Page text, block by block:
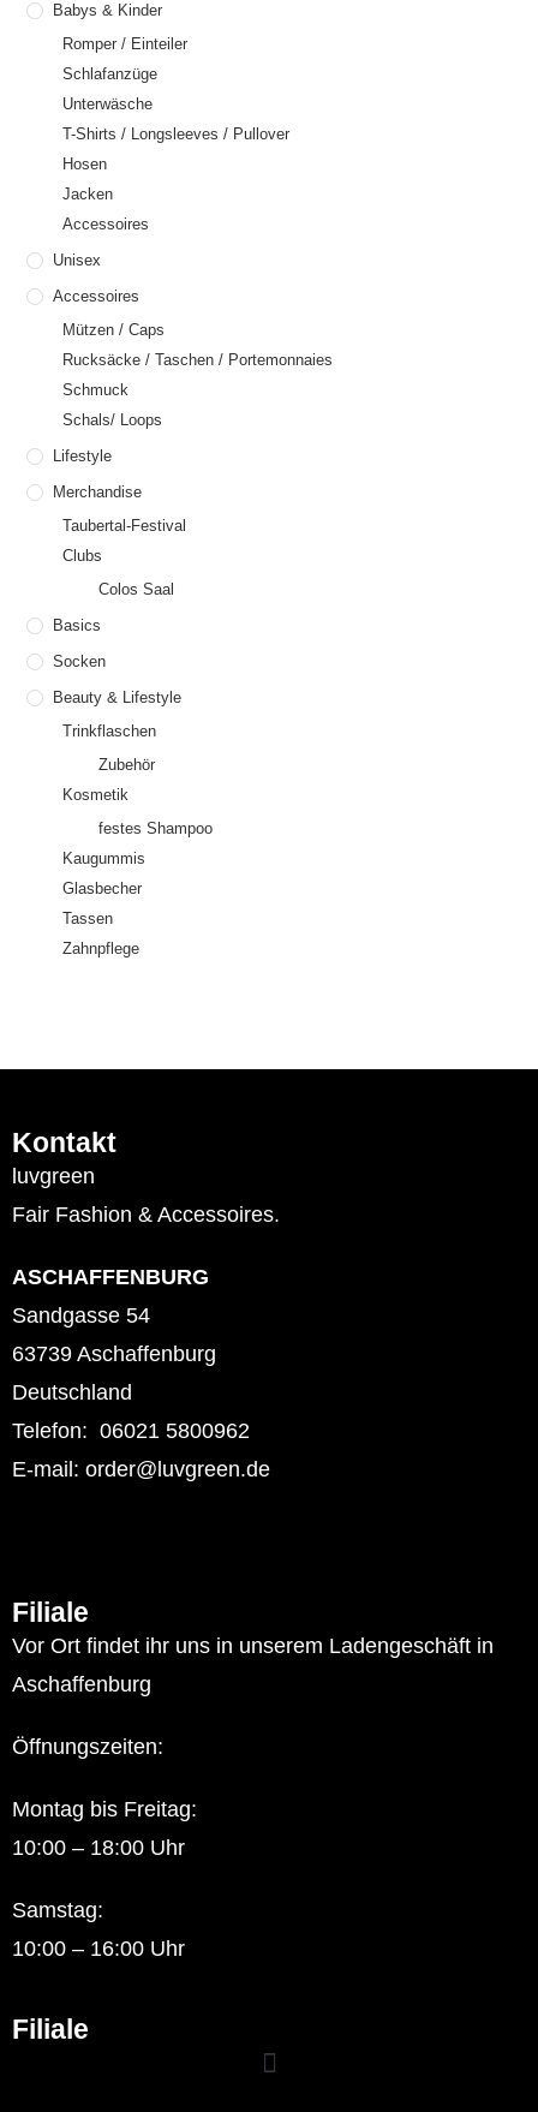
Babys & Kinder
Romper / Einteiler
Schlafanzüge
Unterwäsche
T-Shirts / Longsleeves / Pullover
Hosen
Jacken
Accessoires
Unisex
Accessoires
Mützen / Caps
Rucksäcke / Taschen / Portemonnaies
Schmuck
Schals/ Loops
Lifestyle
Merchandise
Taubertal-Festival
Clubs
Colos Saal
Basics
Socken
Beauty & Lifestyle
Trinkflaschen
Zubehör
Kosmetik
festes Shampoo
Kaugummis
Glasbecher
Tassen
Zahnpflege
Kontakt
luvgreen
Fair Fashion & Accessoires.
ASCHAFFENBURG
Sandgasse 54
63739 Aschaffenburg
Deutschland
Telefon: 06021 5800962
E-mail: order@luvgreen.de
Filiale
Vor Ort findet ihr uns in unserem Ladengeschäft in
Aschaffenburg
Öffnungszeiten:
Montag bis Freitag:
10:00 – 18:00 Uhr
Samstag:
10:00 – 16:00 Uhr
Filiale